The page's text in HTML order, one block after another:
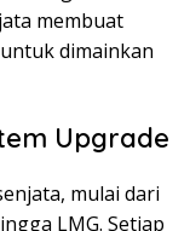
membuat
dimainkan
Upgrade
mulai dari
LMG. Setiap